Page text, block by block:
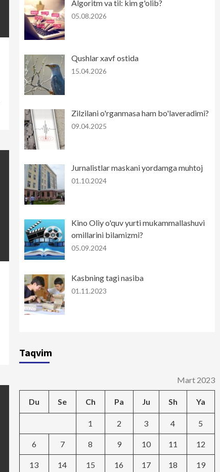
Algoritm va til: kim g'olib?
05.08.2026
Qushlar xavf ostida
15.04.2026
Zilzilani o'rganmasa ham bo'laveradimi?
09.04.2025
Jurnalistlar maskani yordamga muhtoj
01.10.2024
Kino Oliy o'quv yurti mukammallashuvi
omillarini bilamizmi?
05.09.2024
Kasbning tagi nasiba
01.11.2023
Taqvim
Mart 2023
Du Se Ch Pa Ju Sh Ya
1 2 3 4 5
6 7 8 9 10 11 12
13 14 15 16 17 18 19